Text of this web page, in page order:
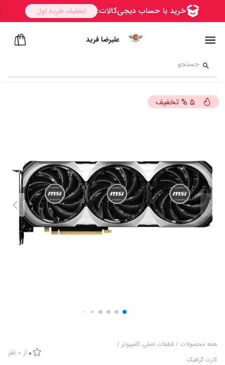
علیرضا فرید
5
% تخفیف
همه محصولات / قطعات اصلی کامپیوتر /
کارت گرافیک
0 از 0 نفر